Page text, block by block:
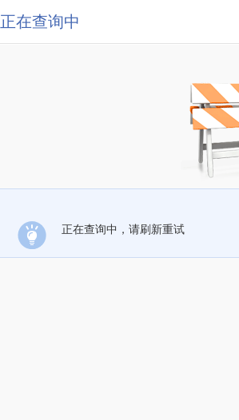
正在查询中
正在查询中，请刷新重试